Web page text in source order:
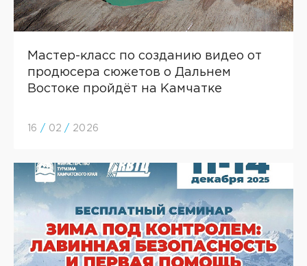
Мастер-класс по созданию видео от
продюсера сюжетов о Дальнем
Востоке пройдёт на Камчатке
16 / 02 / 2026